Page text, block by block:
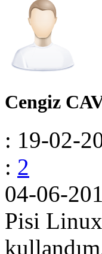
Cengiz
: 19-02-
: 2
04-06-
Pisi